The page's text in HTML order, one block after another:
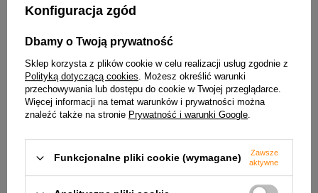
XMX607 Niebieski Lakier
1 018,42 zł
544,12 zł
Konfiguracja zgód
Dbamy o Twoją prywatność
Sklep korzysta z plików cookie w celu realizacji usług zgodnie z
Polityką dotyczącą cookies. Możesz określić warunki
przechowywania lub dostępu do cookie w Twojej przeglądarce.
Więcej informacji na temat warunków i prywatności można
znaleźć także na stronie Prywatność i warunki Google.
Funkcjonalne pliki cookie (wymagane)
Zawsze
aktywne